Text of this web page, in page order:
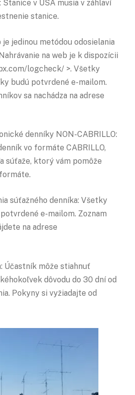
v USA musia v záhlaví
stanice.
je jedinou metódou odosielania
na web je k dispozícii
logcheck/ >. Všetky
budú potvrdené e-mailom.
sa nachádza na adrese
denníky NON-CABRILLO:
vo formáte CABRILLO,
súťaže, ktorý vám pomôže
súťažného denníka: Všetky
e-mailom. Zoznam
na adrese
Účastník môže stiahnuť
dôvodu do 30 dní od
Pokyny si vyžiadajte od